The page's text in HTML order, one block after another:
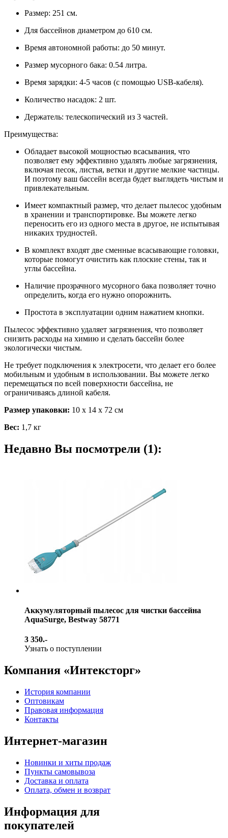
Размер: 251 см.
Для бассейнов диаметром до 610 см.
Время автономной работы: до 50 минут.
Размер мусорного бака: 0.54 литра.
Время зарядки: 4-5 часов (с помощью USB-кабеля).
Количество насадок: 2 шт.
Держатель: телескопический из 3 частей.
Преимущества:
Обладает высокой мощностью всасывания, что
позволяет ему эффективно удалять любые загрязнения,
включая песок, листья, ветки и другие мелкие частицы.
И поэтому ваш бассейн всегда будет выглядеть чистым и
привлекательным.
Имеет компактный размер, что делает пылесос удобным
в хранении и транспортировке. Вы можете легко
переносить его из одного места в другое, не испытывая
никаких трудностей.
В комплект входят две сменные всасывающие головки,
которые помогут очистить как плоские стены, так и
углы бассейна.
Наличие прозрачного мусорного бака позволяет точно
определить, когда его нужно опорожнить.
Простота в эксплуатации одним нажатием кнопки.
Пылесос эффективно удаляет загрязнения, что позволяет
снизить расходы на химию и сделать бассейн более
экологически чистым.
Не требует подключения к электросети, что делает его более
мобильным и удобным в использовании. Вы можете легко
перемещаться по всей поверхности бассейна, не
ограничиваясь длиной кабеля.
Размер упаковки: 10 х 14 х 72 см
Вес: 1,7 кг
Недавно Вы посмотрели (1):
Аккумуляторный пылесос для чистки бассейна
AquaSurge, Bestway 58771
3 350.-
Узнать о поступлении
Компания «Интексторг»
История компании
Оптовикам
Правовая информация
Контакты
Интернет-магазин
Новинки и хиты продаж
Пункты самовывоза
Доставка и оплата
Оплата, обмен и возврат
Информация для
покупателей